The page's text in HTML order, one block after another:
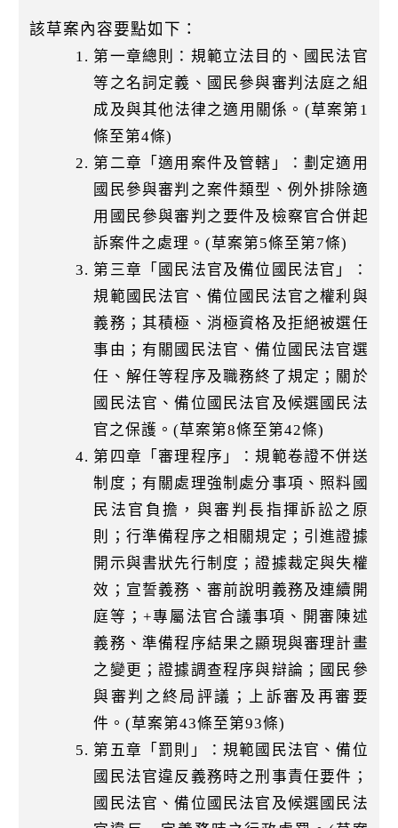
該草案內容要點如下：
第一章總則：規範立法目的、國民法官
等之名詞定義、國民參與審判法庭之組
成及與其他法律之適用關係。(草案第1
條至第4條)
第二章「適用案件及管轄」：劃定適用
國民參與審判之案件類型、例外排除適
用國民參與審判之要件及檢察官合併起
訴案件之處理。(草案第5條至第7條)
第三章「國民法官及備位國民法官」：
規範國民法官、備位國民法官之權利與
義務；其積極、消極資格及拒絕被選任
事由；有關國民法官、備位國民法官選
任、解任等程序及職務終了規定；關於
國民法官、備位國民法官及候選國民法
官之保護。(草案第8條至第42條)
第四章「審理程序」：規範卷證不併送
制度；有關處理強制處分事項、照料國
民法官負擔，與審判長指揮訴訟之原
則；行準備程序之相關規定；引進證據
開示與書狀先行制度；證據裁定與失權
效；宣誓義務、審前說明義務及連續開
庭等；+專屬法官合議事項、開審陳述
義務、準備程序結果之顯現與審理計畫
之變更；證據調查程序與辯論；國民參
與審判之終局評議；上訴審及再審要
件。(草案第43條至第93條)
第五章「罰則」：規範國民法官、備位
國民法官違反義務時之刑事責任要件；
國民法官、備位國民法官及候選國民法